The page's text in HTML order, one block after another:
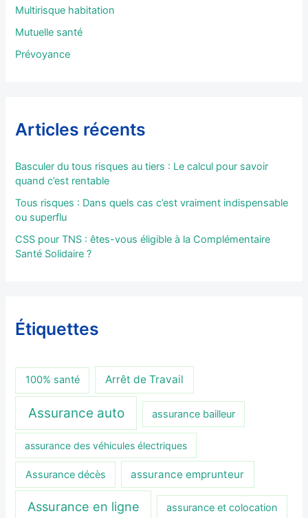
Multirisque habitation
Mutuelle santé
Prévoyance
Articles récents
Basculer du tous risques au tiers : Le calcul pour savoir
quand c’est rentable
Tous risques : Dans quels cas c’est vraiment indispensable
ou superflu
CSS pour TNS : êtes-vous éligible à la Complémentaire
Santé Solidaire ?
Étiquettes
100% santé Arrêt de Travail
Assurance auto assurance bailleur
assurance des véhicules électriques
Assurance décès assurance emprunteur
Assurance en ligne assurance et colocation